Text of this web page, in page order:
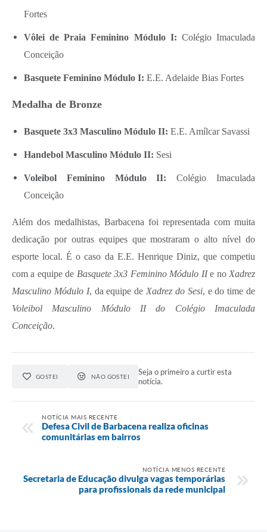
Fortes
Vôlei de Praia Feminino Módulo I: Colégio Imaculada
Conceição
Basquete Feminino Módulo I: E.E. Adelaide Bias Fortes
Medalha de Bronze
Basquete 3x3 Masculino Módulo II: E.E. Amílcar Savassi
Handebol Masculino Módulo II: Sesi
Voleibol Feminino Módulo II: Colégio Imaculada
Conceição
Além dos medalhistas, Barbacena foi representada com muita
dedicação por outras equipes que mostraram o alto nível do
esporte local. É o caso da E.E. Henrique Diniz, que competiu
com a equipe de Basquete 3x3 Feminino Módulo IIe no Xadrez
Masculino Módulo I, da equipe de Xadrez do Sesi, e do time de
Voleibol Masculino Módulo II do Colégio Imaculada
Conceição.
GOSTEI NÃO GOSTEI
Seja o primeiro a curtir esta
notícia.
NOTÍCIA MAIS RECENTE
Defesa Civil de Barbacena realiza oficinas
comunitárias em bairros
NOTÍCIA MENOS RECENTE
Secretaria de Educação divulga vagas temporárias
para profissionais da rede municipal